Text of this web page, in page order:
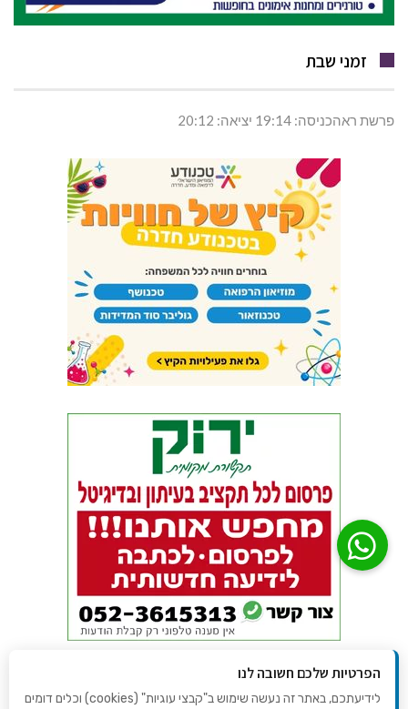
זמני שבת
פרשת ראהכניסה: 19:14 יציאה: 20:12
הפרטיות שלכם חשובה לנו
לידיעתכם, באתר זה נעשה שימוש ב"קבצי עוגיות" (cookies) וכלים דומים